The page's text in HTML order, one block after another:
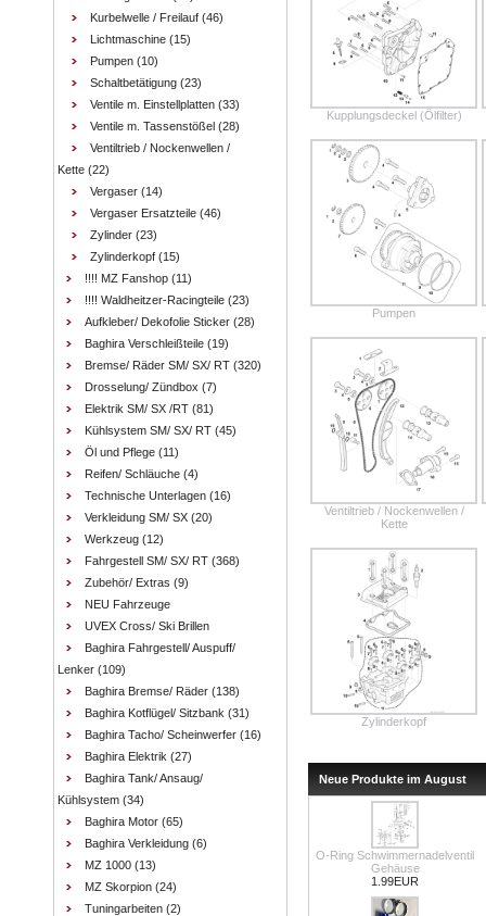
Kurbelwelle / Freilauf (46)
Lichtmaschine (15)
Pumpen (10)
Schaltbetätigung (23)
Ventile m. Einstellplatten (33)
Ventile m. Tassenstößel (28)
Ventiltrieb / Nockenwellen /
Kette (22)
Vergaser (14)
Vergaser Ersatzteile (46)
Zylinder (23)
Zylinderkopf (15)
!!!! MZ Fanshop (11)
!!!! Waldheitzer-Racingteile (23)
Aufkleber/ Dekofolie Sticker (28)
Baghira Verschleißteile (19)
Bremse/ Räder SM/ SX/ RT (320)
Drosselung/ Zündbox (7)
Elektrik SM/ SX /RT (81)
Kühlsystem SM/ SX/ RT (45)
Öl und Pflege (11)
Reifen/ Schläuche (4)
Technische Unterlagen (16)
Verkleidung SM/ SX (20)
Werkzeug (12)
Fahrgestell SM/ SX/ RT (368)
Zubehör/ Extras (9)
NEU Fahrzeuge
UVEX Cross/ Ski Brillen
Baghira Fahrgestell/ Auspuff/
Lenker (109)
Baghira Bremse/ Räder (138)
Baghira Kotflügel/ Sitzbank (31)
Baghira Tacho/ Scheinwerfer (16)
Baghira Elektrik (27)
Baghira Tank/ Ansaug/
Kühlsystem (34)
Baghira Motor (65)
Baghira Verkleidung (6)
MZ 1000 (13)
MZ Skorpion (24)
Tuningarbeiten (2)
Kupplungsdeckel (Ölfilter)
Pumpen
Ventiltrieb / Nockenwellen /
Kette
Zylinderkopf
Neue Produkte im August
O-Ring Schwimmernadelventil
Gehäuse
1.99EUR